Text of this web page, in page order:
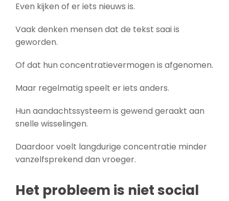
Even kijken of er iets nieuws is.
Vaak denken mensen dat de tekst saai is
geworden.
Of dat hun concentratievermogen is afgenomen.
Maar regelmatig speelt er iets anders.
Hun aandachtssysteem is gewend geraakt aan
snelle wisselingen.
Daardoor voelt langdurige concentratie minder
vanzelfsprekend dan vroeger.
Het probleem is niet social